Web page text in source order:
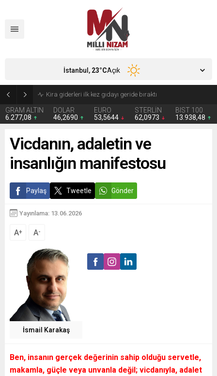
GRAM ALTIN
6.277,08
DOLAR
46,2690
EURO
53,5644
STERLİN
62,0973
BIST 100
13.938,48
İstanbul, 23°CAçık
Vicdanın, adaletin ve
insanlığın manifestosu
Paylaş Tweetle Gönder
Yayınlama: 13.06.2026
A+ A-
İsmail Karakaş
Ben, insanın gerçek değerinin sahip olduğu servetle,
makamla, güçle veya unvanla değil; vicdanıyla, adalet